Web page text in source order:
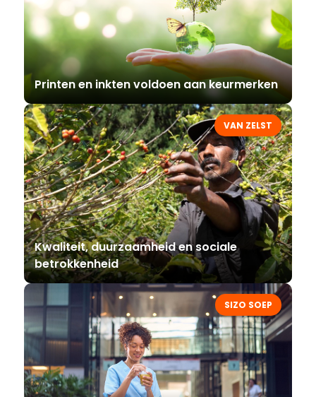
Printen en inkten voldoen aan keurmerken
VAN ZELST
Kwaliteit, duurzaamheid en sociale
betrokkenheid
SIZO SOEP